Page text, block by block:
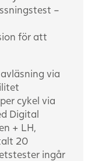
–
för att
via
cykel via
Digital
+ LH,
20
ingår